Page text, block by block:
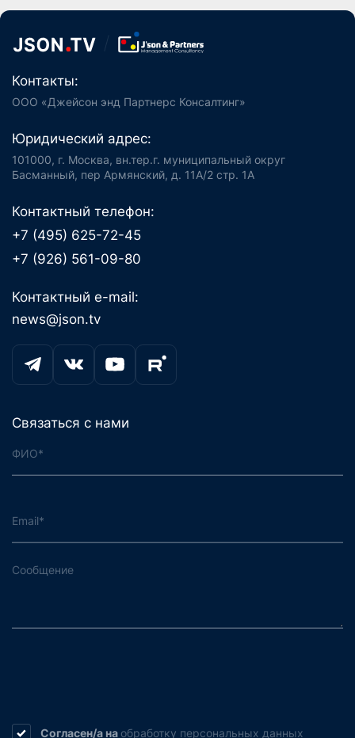
Контакты:
ООО «Джейсон энд Партнерс Консалтинг»
Юридический адрес:
101000, г. Москва, вн.тер.г. муниципальный округ
Басманный, пер Армянский, д. 11А/2 стр. 1А
Контактный телефон:
+7 (495) 625-72-45
+7 (926) 561-09-80
Контактный e-mail:
news@json.tv
Связаться с нами
Согласен/а на обработку персональных данных